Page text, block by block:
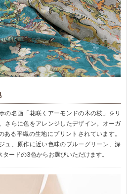
の名画「花咲くアーモンドの木の枝」をリ
さらに色をアレンジしたデザイン。オーガ
る平織の生地にプリントされています。
ュ、原作に近い色味のブルーグリーン、深
ードの3色からお選びいただけます。